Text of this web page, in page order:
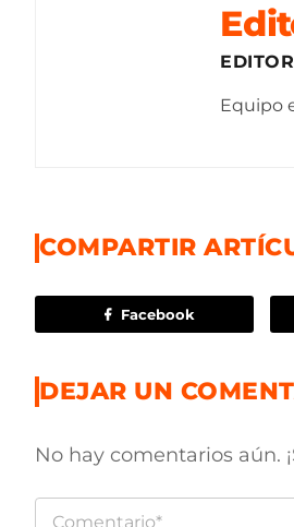
EDITOR
Equipo
COMPARTIR
Facebook
DEJAR UN
No hay comentarios aún.